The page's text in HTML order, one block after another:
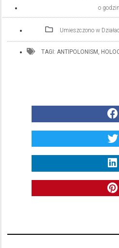
o
Umieszczono w
TAGI: ANTIPOLONISM ,